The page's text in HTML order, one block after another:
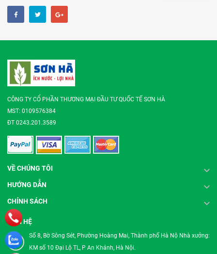
CÔNG TY CỔ PHẦN THƯƠNG MẠI ĐẦU TƯ QUỐC TẾ SƠN HÀ
MST: 0109576384
ĐT 0243.201.3589
VỀ CHÚNG TÔI
HƯỚNG DẪN
CHÍNH SÁCH
LIÊN HỆ
Số 8, Bờ Sông Sét, Phường Hoàng Mai, Thành phố Hà Nộ Nhà xưởng:
KM số 10 Đại Lộ TL, P An Khánh, Hà Nội.